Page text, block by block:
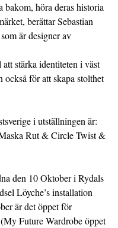
höra deras historia
berättar Sebastian
är designer av
stärka identiteten i väst
för att skapa stolthet
i utställningen är:
Rut & Circle Twist &
den 10 Oktober i Rydals
Löyche’s installation
är det öppet för
Future Wardrobe öppet